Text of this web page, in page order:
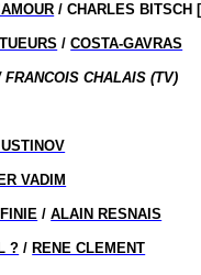
/ CHARLES BITSCH
/COSTA-GAVRAS
FRANCOIS CHALAIS (TV)
VADIM
/ALAIN RESNAIS
? / RENE CLEMENT